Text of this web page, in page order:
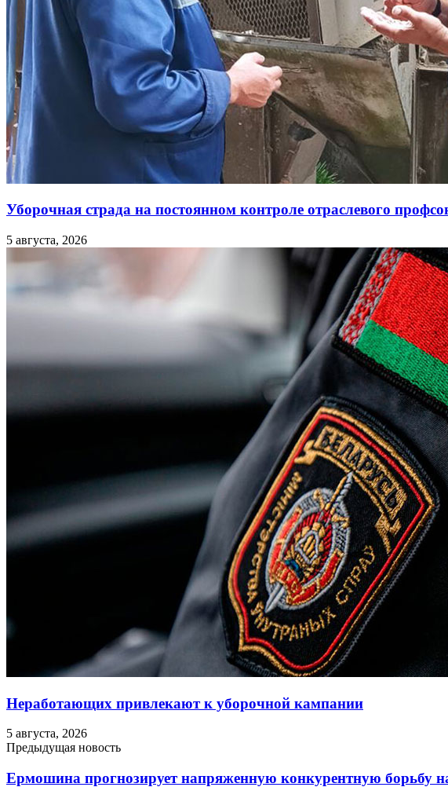
Уборочная страда на постоянном контроле отраслевого
5 августа, 2026
Неработающих привлекают к уборочной кампании
5 августа, 2026
Предыдущая новость
Ермошина прогнозирует напряженную конкурентную борьбу